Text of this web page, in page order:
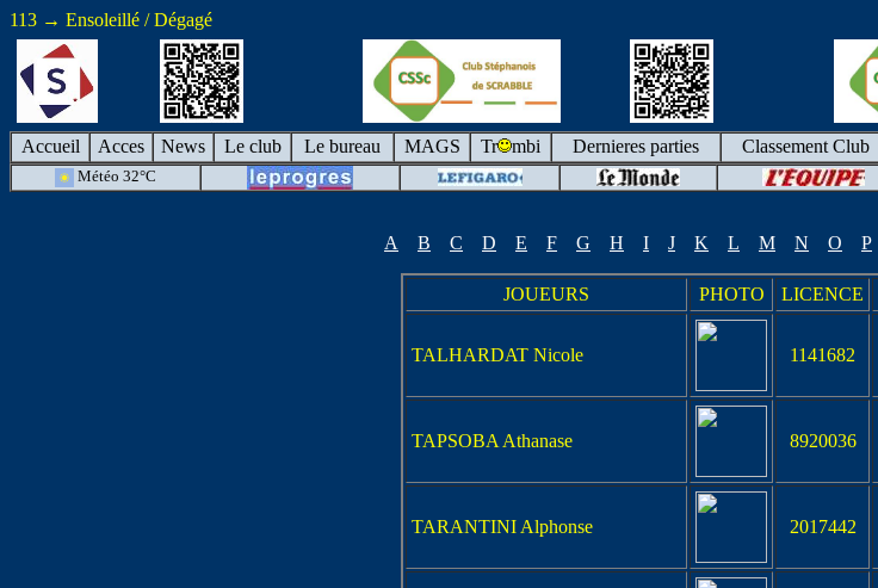
113 → Ensoleillé / Dégagé
Accueil Acces News Le club Le bureau MAGS Tr mbi Dernieres parties Classement Club
Météo 32°C
A B C D E F G H I J K L M N O P
JOUEURS PHOTO LICENCE
TALHARDAT Nicole 1141682
TAPSOBA Athanase 8920036
TARANTINI Alphonse 2017442